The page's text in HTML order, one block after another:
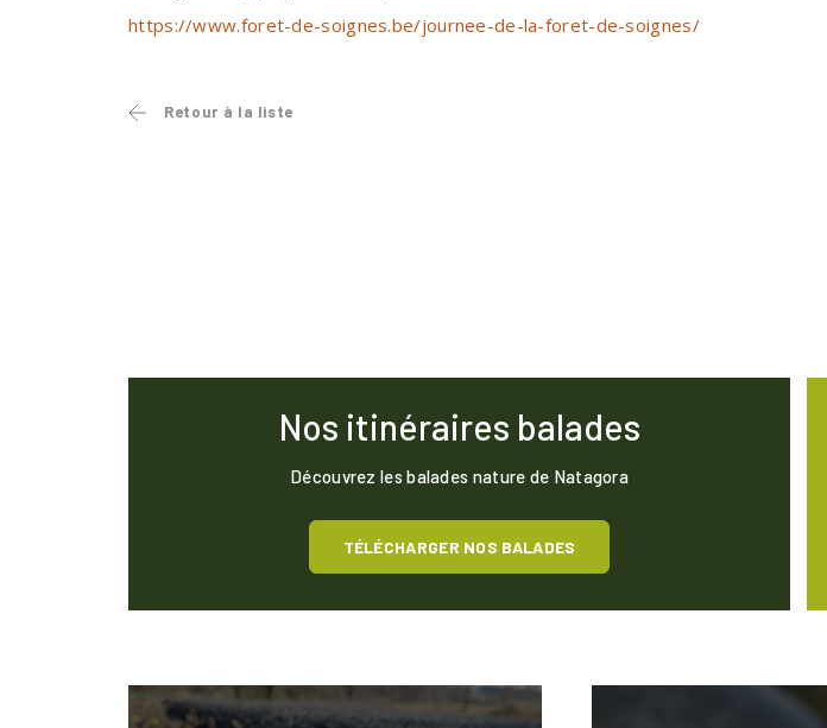
https://www.foret-de-soignes.be/journee-de-la-foret-de-soignes/
Retour à la liste
Nos itinéraires balades
Découvrez les balades nature de Natagora
TÉLÉCHARGER NOS BALADES